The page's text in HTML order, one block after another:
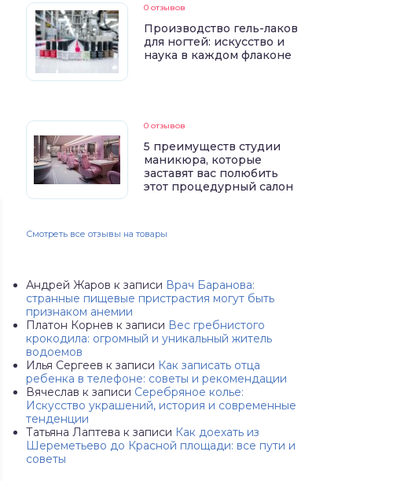
0 отзывов
Производство гель-лаков
для ногтей: искусство и
наука в каждом флаконе
0 отзывов
5 преимуществ студии
маникюра, которые
заставят вас полюбить
этот процедурный салон
Смотреть все отзывы на товары
Андрей Жаров к записи Врач Баранова:
странные пищевые пристрастия могут быть
признаком анемии
Платон Корнев к записи Вес гребнистого
крокодила: огромный и уникальный житель
водоемов
Илья Сергеев к записи Как записать отца
ребенка в телефоне: советы и рекомендации
Вячеслав к записи Серебряное колье:
Искусство украшений, история и современные
тенденции
Татьяна Лаптева к записи Как доехать из
Шереметьево до Красной площади: все пути и
советы